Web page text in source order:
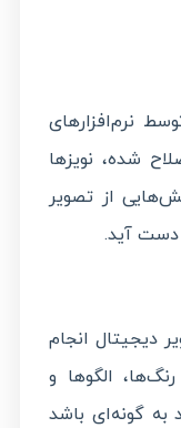
نرم‌افزارهای
شده، نویزها
از تصویر
دست آید.
دیجیتال انجام
الگوها و
گونه‌ای باشد